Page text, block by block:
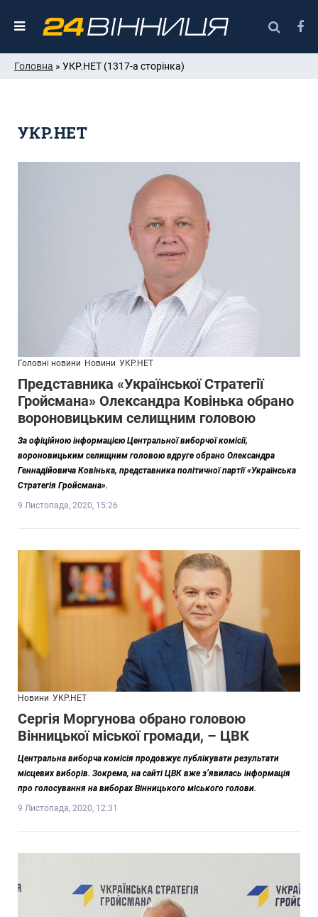
Головна » УКР.НЕТ (1317-а сторінка)
УКР.НЕТ
Головні новини Новини УКР.НЕТ
Представника «Української Стратегії
Гройсмана» Олександра Ковінька обрано
вороновицьким селищним головою
За офіційною інформацією Центральної виборчої комісії,
вороновицьким селищним головою вдруге обрано Олександра
Геннадійовича Ковінька, представника політичної партії «Українська
Стратегія Гройсмана».
9 Листопада, 2020, 15:26
Новини УКР.НЕТ
Сергія Моргунова обрано головою
Вінницької міської громади, – ЦВК
Центральна виборча комісія продовжує публікувати результати
місцевих виборів. Зокрема, на сайті ЦВК вже з’явилась інформація
про голосування на виборах Вінницького міського голови.
9 Листопада, 2020, 12:31